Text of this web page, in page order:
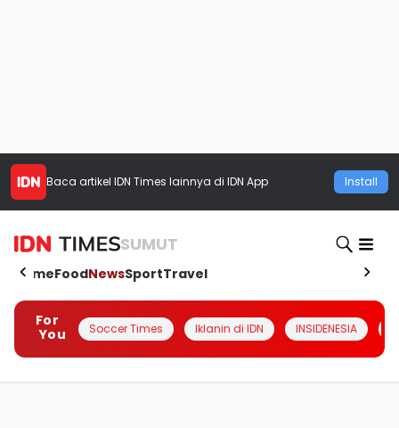
Baca artikel IDN Times lainnya di IDN App Install
SUMUT
HomeFoodNewsSportTravel
For
You
Soccer Times Iklanin di IDN INSIDENESIA